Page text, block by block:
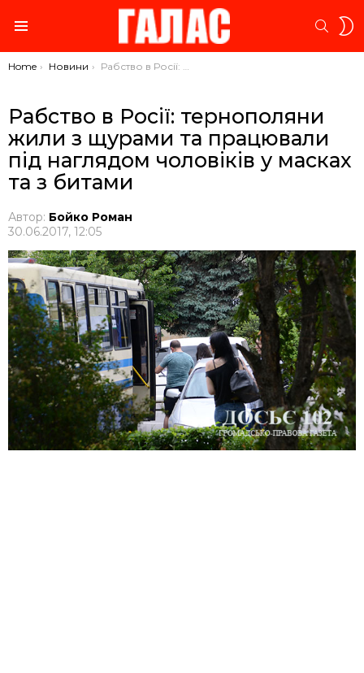
You are here:
Home Новини Рабство в Росії: тернополяни жили з щурами та працювали під наглядом чоловіків у масках та з битами
Рабство в Росії: тернополяни
жили з щурами та працювали
під наглядом чоловіків у масках
та з битами
Автор: Бойко Роман
30.06.2017, 12:05